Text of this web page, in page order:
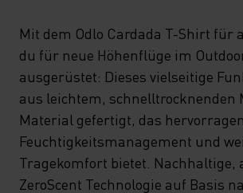
IST AUS LEICHTEM,
JACQUARD-
GEFERTIGT, DAS
HERVORRAGENDES
Mit dem Odlo Cardada T-Shirt für
du für neue Höhenflüge im
ausgerüstet: Dieses vielseitige
aus leichtem, schnelltrocknenden
Material gefertigt, das
Feuchtigkeitsmanagement und
Tragekomfort bietet. Nachhaltige,
ZeroScent Technologie auf Basis